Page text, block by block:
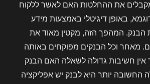
את ההחלטות האם לאשר ללקוח
באופן דיגיטלי באמצעות מידע
המהפך הזה, מקטין מאוד את
מאחר וכל הבנקים מפוקחים באותה
אין חשיבות גדולה לשאלה האם הבנק
החשובה יותר היא לבנק יש אפליקציה